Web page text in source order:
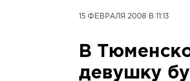
15 ФЕВРАЛЯ 2008 В 11:13
В
девушку